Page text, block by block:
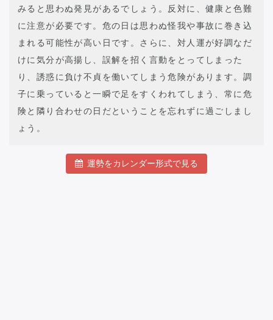
みると思わぬ発見があるでしょう。反対に、健康と色難
に注意が必要です。危の日は思わぬ怪我や事故に巻き込
まれる可能性が高い日です。さらに、対人運が好調なだ
けに気分が高揚し、誤解を招く言動をとってしまった
り、誘惑に負け不貞を働いてしまう危険があります。調
子に乗っていると一瞬で足をすくわれてしまう、常に危
険と隣り合わせの日だということを忘れずに過ごしまし
ょう。
運勢をカレンダー形式で見る